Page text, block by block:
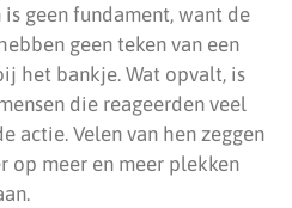
geen fundament, want de
geen teken van een
het bankje. Wat opvalt, is
die reageerden veel
actie. Velen van hen zeggen
meer en meer plekken